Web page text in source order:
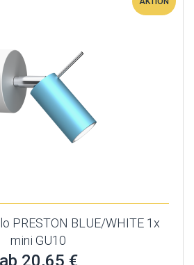
PRESTON BLUE/WHITE 1x
mini GU10
ab 20,65 €